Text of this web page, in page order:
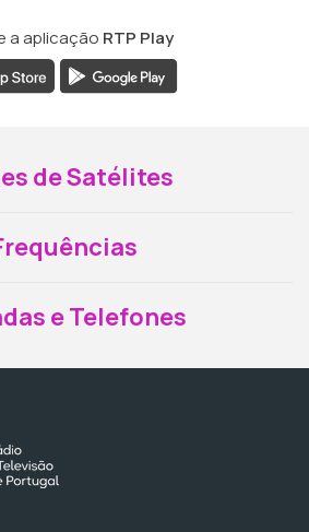
a aplicação RTP Play
de Satélites
e Telefones